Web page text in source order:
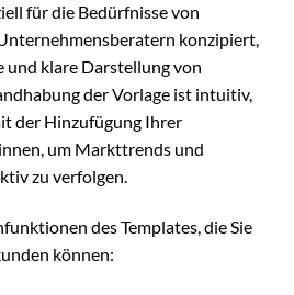
für die Bedürfnisse von
konzipiert,
und klare Darstellung von
der Vorlage ist intuitiv,
der Hinzufügung Ihrer
um Markttrends und
zu verfolgen.
des Templates, die Sie
können: